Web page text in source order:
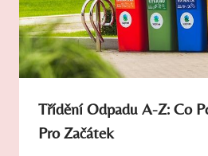
Třídění Odpadu A-Z: Co
Pro Začátek